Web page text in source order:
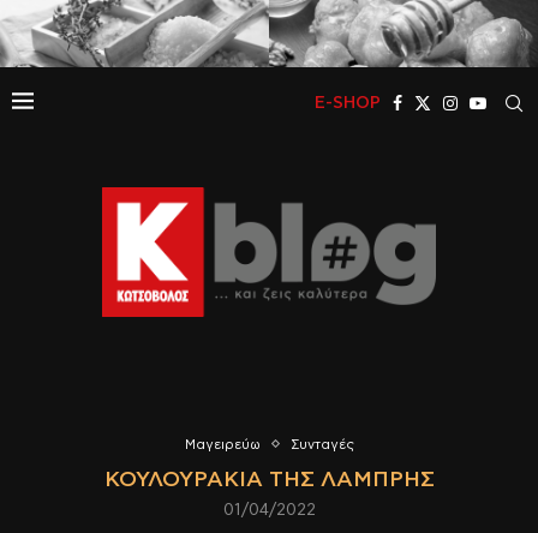
E-SHOP
Μαγειρεύω Συνταγές
ΚΟΥΛΟΥΡΆΚΙΑ ΤΗΣ ΛΑΜΠΡΉΣ
01/04/2022